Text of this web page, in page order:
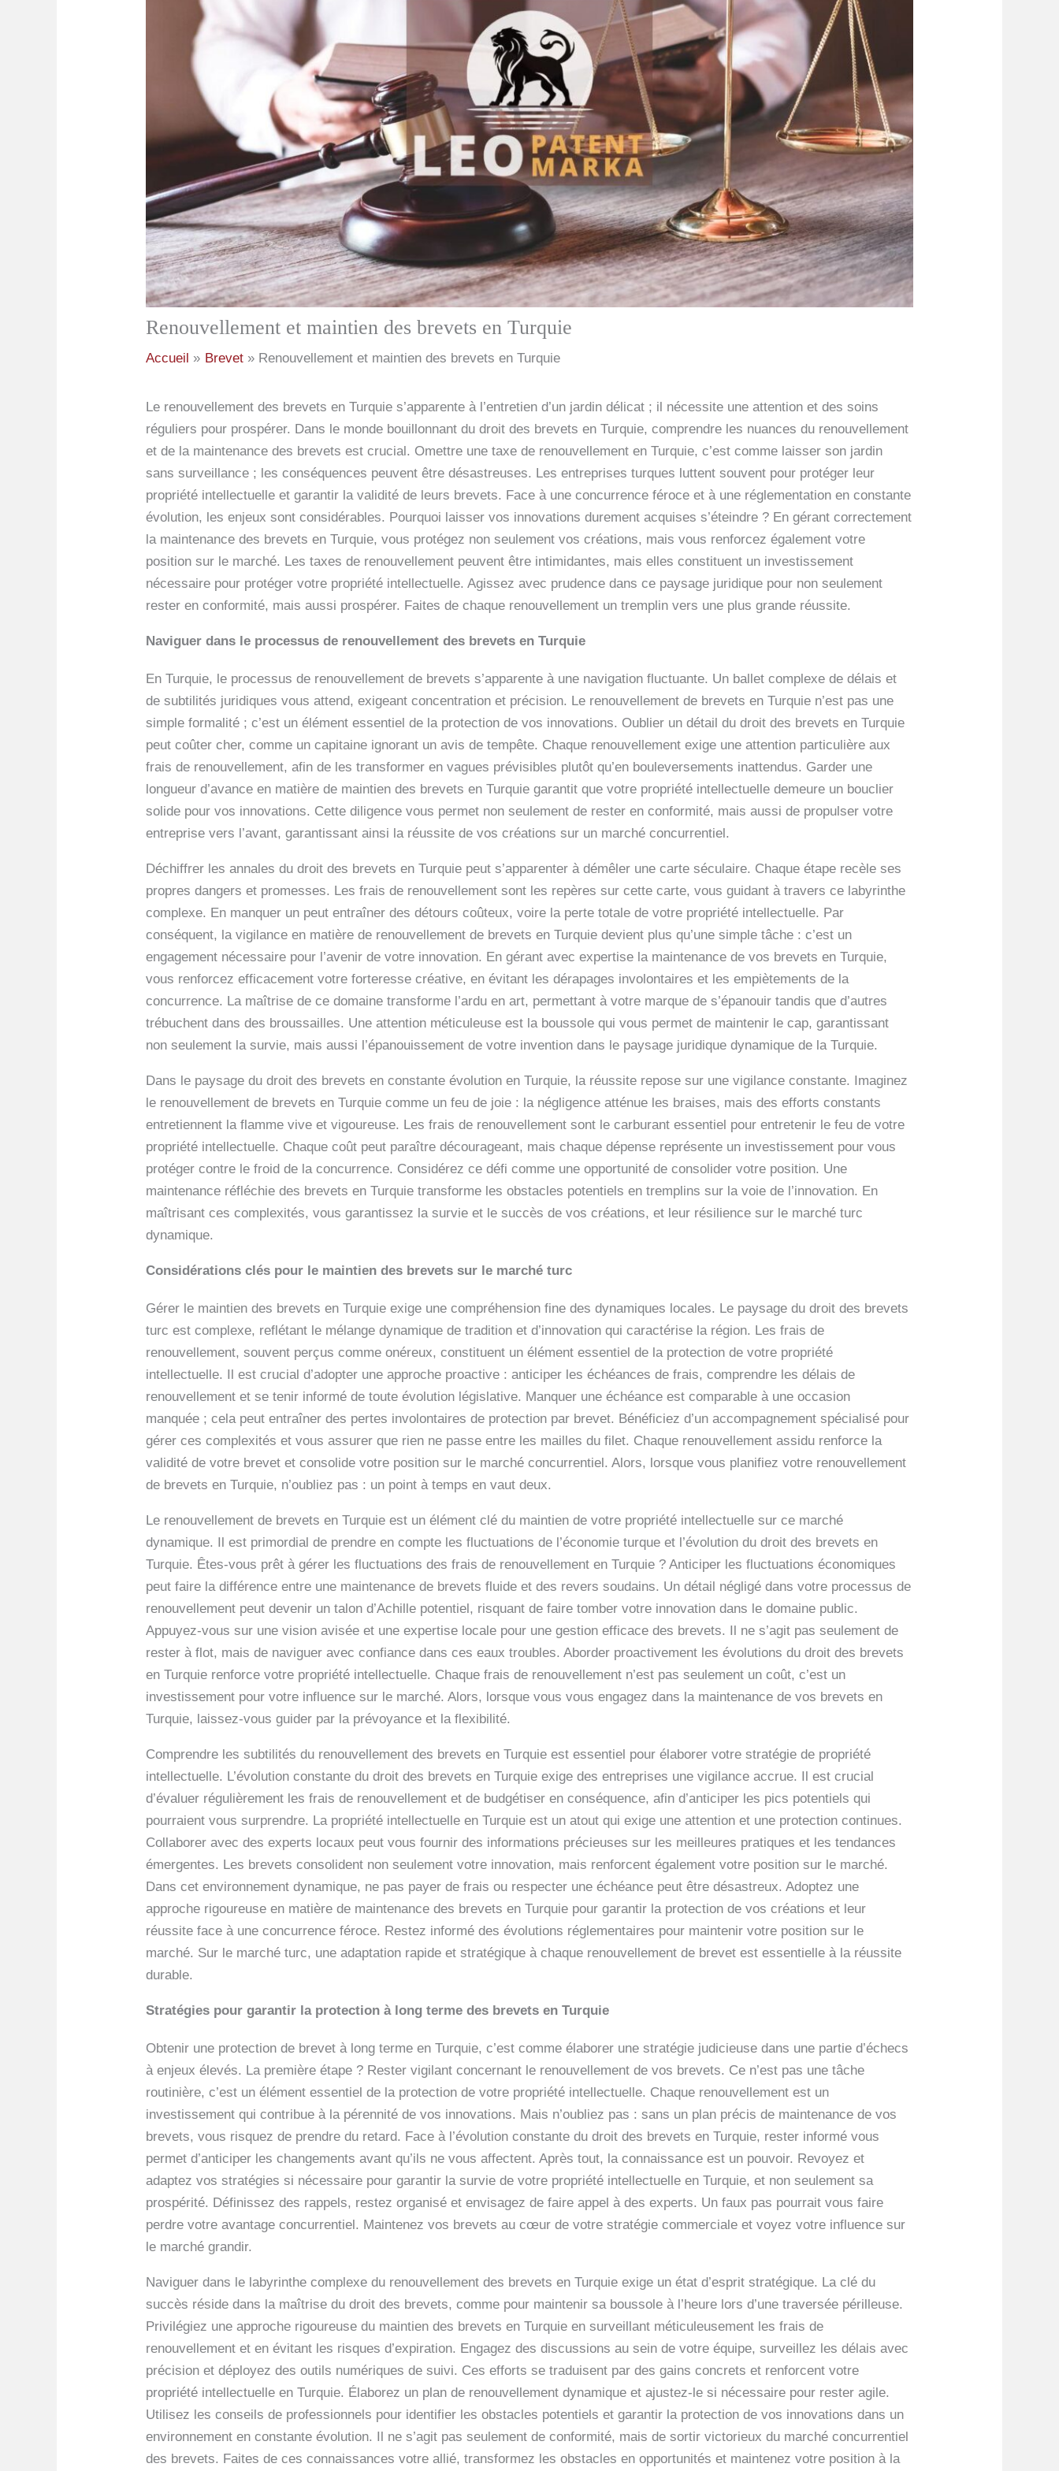
Renouvellement et maintien des brevets en Turquie
Accueil Brevet Renouvellement et maintien des brevets en Turquie
Le renouvellement des brevets en Turquie s’apparente à l’entretien d’un jardin délicat ; il nécessite une attention et des soins
réguliers pour prospérer. Dans le monde bouillonnant du droit des brevets en Turquie, comprendre les nuances du renouvellement
et de la maintenance des brevets est crucial. Omettre une taxe de renouvellement en Turquie, c’est comme laisser son jardin
sans surveillance ; les conséquences peuvent être désastreuses. Les entreprises turques luttent souvent pour protéger leur
propriété intellectuelle et garantir la validité de leurs brevets. Face à une concurrence féroce et à une réglementation en constante
évolution, les enjeux sont considérables. Pourquoi laisser vos innovations durement acquises s’éteindre ? En gérant correctement
la maintenance des brevets en Turquie, vous protégez non seulement vos créations, mais vous renforcez également votre
position sur le marché. Les taxes de renouvellement peuvent être intimidantes, mais elles constituent un investissement
nécessaire pour protéger votre propriété intellectuelle. Agissez avec prudence dans ce paysage juridique pour non seulement
rester en conformité, mais aussi prospérer. Faites de chaque renouvellement un tremplin vers une plus grande réussite.
Naviguer dans le processus de renouvellement des brevets en Turquie
En Turquie, le processus de renouvellement de brevets s’apparente à une navigation fluctuante. Un ballet complexe de délais et
de subtilités juridiques vous attend, exigeant concentration et précision. Le renouvellement de brevets en Turquie n’est pas une
simple formalité ; c’est un élément essentiel de la protection de vos innovations. Oublier un détail du droit des brevets en Turquie
peut coûter cher, comme un capitaine ignorant un avis de tempête. Chaque renouvellement exige une attention particulière aux
frais de renouvellement, afin de les transformer en vagues prévisibles plutôt qu’en bouleversements inattendus. Garder une
longueur d’avance en matière de maintien des brevets en Turquie garantit que votre propriété intellectuelle demeure un bouclier
solide pour vos innovations. Cette diligence vous permet non seulement de rester en conformité, mais aussi de propulser votre
entreprise vers l’avant, garantissant ainsi la réussite de vos créations sur un marché concurrentiel.
Déchiffrer les annales du droit des brevets en Turquie peut s’apparenter à démêler une carte séculaire. Chaque étape recèle ses
propres dangers et promesses. Les frais de renouvellement sont les repères sur cette carte, vous guidant à travers ce labyrinthe
complexe. En manquer un peut entraîner des détours coûteux, voire la perte totale de votre propriété intellectuelle. Par
conséquent, la vigilance en matière de renouvellement de brevets en Turquie devient plus qu’une simple tâche : c’est un
engagement nécessaire pour l’avenir de votre innovation. En gérant avec expertise la maintenance de vos brevets en Turquie,
vous renforcez efficacement votre forteresse créative, en évitant les dérapages involontaires et les empiètements de la
concurrence. La maîtrise de ce domaine transforme l’ardu en art, permettant à votre marque de s’épanouir tandis que d’autres
trébuchent dans des broussailles. Une attention méticuleuse est la boussole qui vous permet de maintenir le cap, garantissant
non seulement la survie, mais aussi l’épanouissement de votre invention dans le paysage juridique dynamique de la Turquie.
Dans le paysage du droit des brevets en constante évolution en Turquie, la réussite repose sur une vigilance constante. Imaginez
le renouvellement de brevets en Turquie comme un feu de joie : la négligence atténue les braises, mais des efforts constants
entretiennent la flamme vive et vigoureuse. Les frais de renouvellement sont le carburant essentiel pour entretenir le feu de votre
propriété intellectuelle. Chaque coût peut paraître décourageant, mais chaque dépense représente un investissement pour vous
protéger contre le froid de la concurrence. Considérez ce défi comme une opportunité de consolider votre position. Une
maintenance réfléchie des brevets en Turquie transforme les obstacles potentiels en tremplins sur la voie de l’innovation. En
maîtrisant ces complexités, vous garantissez la survie et le succès de vos créations, et leur résilience sur le marché turc
dynamique.
Considérations clés pour le maintien des brevets sur le marché turc
Gérer le maintien des brevets en Turquie exige une compréhension fine des dynamiques locales. Le paysage du droit des brevets
turc est complexe, reflétant le mélange dynamique de tradition et d’innovation qui caractérise la région. Les frais de
renouvellement, souvent perçus comme onéreux, constituent un élément essentiel de la protection de votre propriété
intellectuelle. Il est crucial d’adopter une approche proactive : anticiper les échéances de frais, comprendre les délais de
renouvellement et se tenir informé de toute évolution législative. Manquer une échéance est comparable à une occasion
manquée ; cela peut entraîner des pertes involontaires de protection par brevet. Bénéficiez d’un accompagnement spécialisé pour
gérer ces complexités et vous assurer que rien ne passe entre les mailles du filet. Chaque renouvellement assidu renforce la
validité de votre brevet et consolide votre position sur le marché concurrentiel. Alors, lorsque vous planifiez votre renouvellement
de brevets en Turquie, n’oubliez pas : un point à temps en vaut deux.
Le renouvellement de brevets en Turquie est un élément clé du maintien de votre propriété intellectuelle sur ce marché
dynamique. Il est primordial de prendre en compte les fluctuations de l’économie turque et l’évolution du droit des brevets en
Turquie. Êtes-vous prêt à gérer les fluctuations des frais de renouvellement en Turquie ? Anticiper les fluctuations économiques
peut faire la différence entre une maintenance de brevets fluide et des revers soudains. Un détail négligé dans votre processus de
renouvellement peut devenir un talon d’Achille potentiel, risquant de faire tomber votre innovation dans le domaine public.
Appuyez-vous sur une vision avisée et une expertise locale pour une gestion efficace des brevets. Il ne s’agit pas seulement de
rester à flot, mais de naviguer avec confiance dans ces eaux troubles. Aborder proactivement les évolutions du droit des brevets
en Turquie renforce votre propriété intellectuelle. Chaque frais de renouvellement n’est pas seulement un coût, c’est un
investissement pour votre influence sur le marché. Alors, lorsque vous vous engagez dans la maintenance de vos brevets en
Turquie, laissez-vous guider par la prévoyance et la flexibilité.
Comprendre les subtilités du renouvellement des brevets en Turquie est essentiel pour élaborer votre stratégie de propriété
intellectuelle. L’évolution constante du droit des brevets en Turquie exige des entreprises une vigilance accrue. Il est crucial
d’évaluer régulièrement les frais de renouvellement et de budgétiser en conséquence, afin d’anticiper les pics potentiels qui
pourraient vous surprendre. La propriété intellectuelle en Turquie est un atout qui exige une attention et une protection continues.
Collaborer avec des experts locaux peut vous fournir des informations précieuses sur les meilleures pratiques et les tendances
émergentes. Les brevets consolident non seulement votre innovation, mais renforcent également votre position sur le marché.
Dans cet environnement dynamique, ne pas payer de frais ou respecter une échéance peut être désastreux. Adoptez une
approche rigoureuse en matière de maintenance des brevets en Turquie pour garantir la protection de vos créations et leur
réussite face à une concurrence féroce. Restez informé des évolutions réglementaires pour maintenir votre position sur le
marché. Sur le marché turc, une adaptation rapide et stratégique à chaque renouvellement de brevet est essentielle à la réussite
durable.
Stratégies pour garantir la protection à long terme des brevets en Turquie
Obtenir une protection de brevet à long terme en Turquie, c’est comme élaborer une stratégie judicieuse dans une partie d’échecs
à enjeux élevés. La première étape ? Rester vigilant concernant le renouvellement de vos brevets. Ce n’est pas une tâche
routinière, c’est un élément essentiel de la protection de votre propriété intellectuelle. Chaque renouvellement est un
investissement qui contribue à la pérennité de vos innovations. Mais n’oubliez pas : sans un plan précis de maintenance de vos
brevets, vous risquez de prendre du retard. Face à l’évolution constante du droit des brevets en Turquie, rester informé vous
permet d’anticiper les changements avant qu’ils ne vous affectent. Après tout, la connaissance est un pouvoir. Revoyez et
adaptez vos stratégies si nécessaire pour garantir la survie de votre propriété intellectuelle en Turquie, et non seulement sa
prospérité. Définissez des rappels, restez organisé et envisagez de faire appel à des experts. Un faux pas pourrait vous faire
perdre votre avantage concurrentiel. Maintenez vos brevets au cœur de votre stratégie commerciale et voyez votre influence sur
le marché grandir.
Naviguer dans le labyrinthe complexe du renouvellement des brevets en Turquie exige un état d’esprit stratégique. La clé du
succès réside dans la maîtrise du droit des brevets, comme pour maintenir sa boussole à l’heure lors d’une traversée périlleuse.
Privilégiez une approche rigoureuse du maintien des brevets en Turquie en surveillant méticuleusement les frais de
renouvellement et en évitant les risques d’expiration. Engagez des discussions au sein de votre équipe, surveillez les délais avec
précision et déployez des outils numériques de suivi. Ces efforts se traduisent par des gains concrets et renforcent votre
propriété intellectuelle en Turquie. Élaborez un plan de renouvellement dynamique et ajustez-le si nécessaire pour rester agile.
Utilisez les conseils de professionnels pour identifier les obstacles potentiels et garantir la protection de vos innovations dans un
environnement en constante évolution. Il ne s’agit pas seulement de conformité, mais de sortir victorieux du marché concurrentiel
des brevets. Faites de ces connaissances votre allié, transformez les obstacles en opportunités et maintenez votre position à la